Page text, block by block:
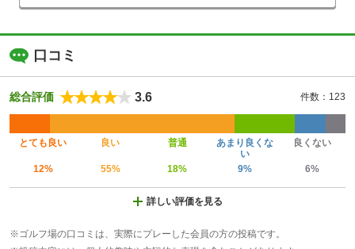
口コミ
総合評価 3.6 件数：123
とても良い 良い 普通
あまり良くな
い
良くない
12% 55% 18% 9% 6%
詳しい評価を見る
※ゴルフ場の口コミは、実際にプレーした会員の方の投稿です。